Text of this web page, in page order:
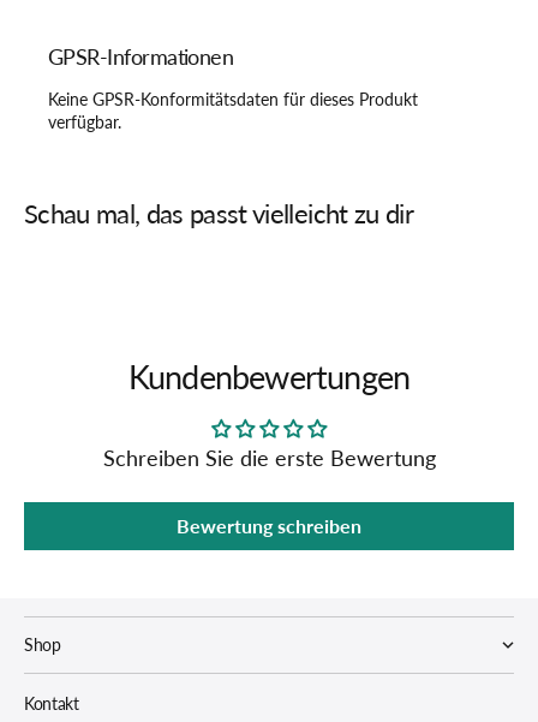
GPSR-Informationen
Keine GPSR-Konformitätsdaten für dieses Produkt
verfügbar.
Schau mal, das passt vielleicht zu dir
Kundenbewertungen
Schreiben Sie die erste Bewertung
Bewertung schreiben
Shop
Kontakt